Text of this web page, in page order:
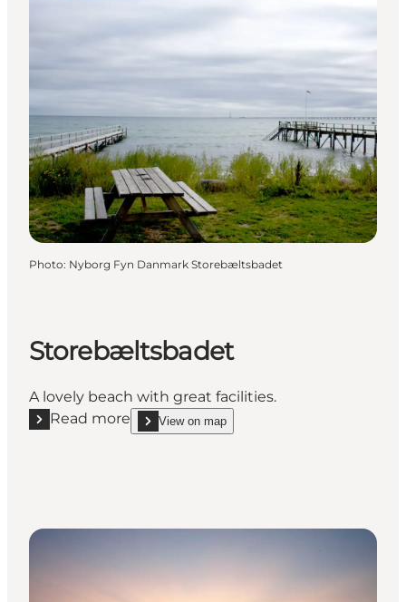
Photo: Nyborg Fyn Danmark Storebæltsbadet
Storebæltsbadet
A lovely beach with great facilities.
Read more
Read more "Storebæltsbadet"
View on map
show Storebæltsbadet on_map